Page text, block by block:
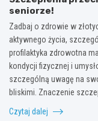
seniorze!
Zadbaj o zdrowie w
aktywnego życia,
profilaktyka zdrowotna
kondycji fizycznej i
szczególną uwagę na
bliskimi. Znaczenie
Czytaj dalej